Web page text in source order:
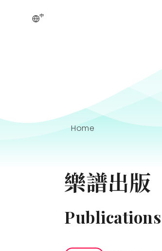
中
Home
樂譜出版
Publications